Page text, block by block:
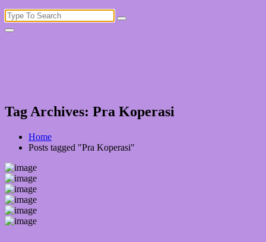
Search
for:
Tag Archives: Pra Koperasi
Home
Posts tagged "Pra Koperasi"